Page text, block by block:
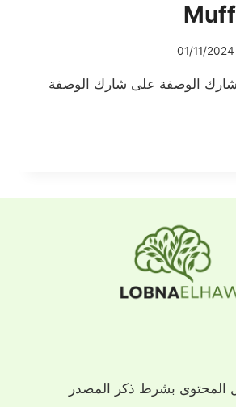
01/11/2024
مافنز Muffins شارك الوصفة على شارك الوصفة
المحتوى بشرط ذكر المصدر